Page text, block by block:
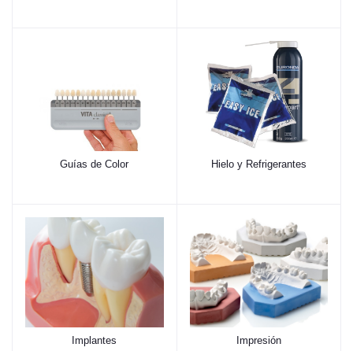
Guías de Color Hielo y Refrigerantes
Implantes Impresión